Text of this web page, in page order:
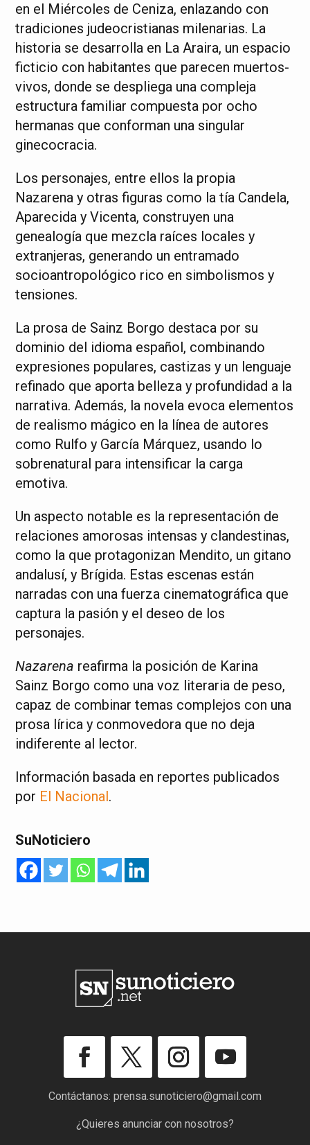
en el Miércoles de Ceniza, enlazando con
tradiciones judeocristianas milenarias. La
historia se desarrolla en La Araira, un espacio
ficticio con habitantes que parecen muertos-
vivos, donde se despliega una compleja
estructura familiar compuesta por ocho
hermanas que conforman una singular
ginecocracia.
Los personajes, entre ellos la propia
Nazarena y otras figuras como la tía Candela,
Aparecida y Vicenta, construyen una
genealogía que mezcla raíces locales y
extranjeras, generando un entramado
socioantropológico rico en simbolismos y
tensiones.
La prosa de Sainz Borgo destaca por su
dominio del idioma español, combinando
expresiones populares, castizas y un lenguaje
refinado que aporta belleza y profundidad a la
narrativa. Además, la novela evoca elementos
de realismo mágico en la línea de autores
como Rulfo y García Márquez, usando lo
sobrenatural para intensificar la carga
emotiva.
Un aspecto notable es la representación de
relaciones amorosas intensas y clandestinas,
como la que protagonizan Mendito, un gitano
andalusí, y Brígida. Estas escenas están
narradas con una fuerza cinematográfica que
captura la pasión y el deseo de los
personajes.
Nazarena reafirma la posición de Karina
Sainz Borgo como una voz literaria de peso,
capaz de combinar temas complejos con una
prosa lírica y conmovedora que no deja
indiferente al lector.
Información basada en reportes publicados
por El Nacional.
SuNoticiero
Contáctanos: prensa.sunoticiero@gmail.com
¿Quieres anunciar con nosotros?